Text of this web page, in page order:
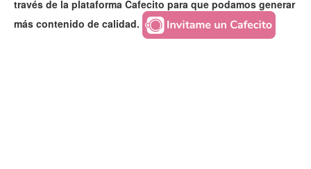
través de la plataforma Cafecito para que podamos generar
más contenido de calidad.